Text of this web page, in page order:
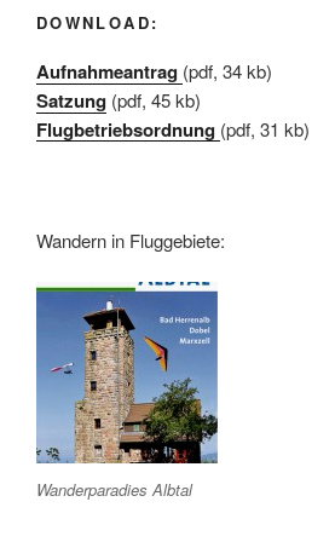
DOWNLOAD:
Aufnahmeantrag (pdf, 34 kb)
Satzung (pdf, 45 kb)
Flugbetriebsordnung (pdf, 31 kb)
Wandern in Fluggebiete:
Wanderparadies Albtal